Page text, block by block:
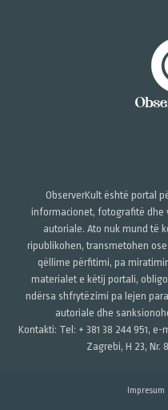
ObserverKult është portal
informacionet, fotografitë dhe
autoriale. Ato nuk mund të
ripublikohen, transmetohen
qëllime përfitimi, pa
materialet e këtij portali,
ndërsa shfrytëzimi pa lejen
autoriale dhe
Kontakti: Tel: + 381 38 244 951,
Zagrebi, H 23, Nr.
Impresum